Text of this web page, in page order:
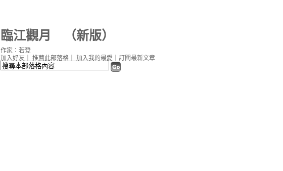
臨江觀月 （新版）
加入好友 推薦此部落格 加入我的最愛 訂閱最新文章
作家：若登